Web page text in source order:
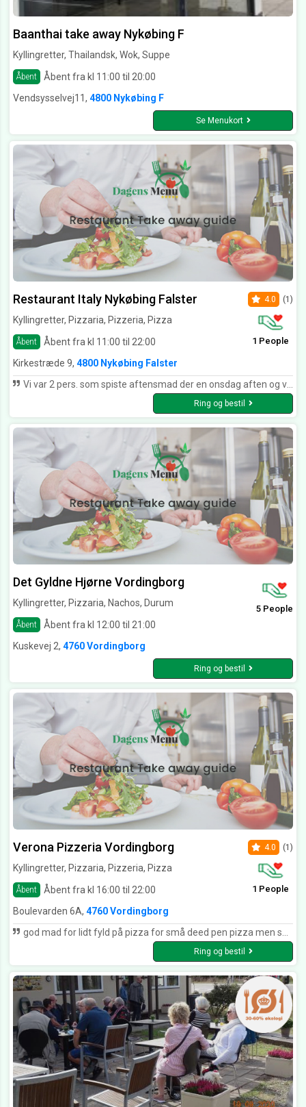
Baanthai take away Nykøbing F
Kyllingretter, Thailandsk, Wok, Suppe
Åbent
Åbent fra kl 11:00 til 20:00
Vendsysselvej11, 4800 Nykøbing F
Se Menukort
Restaurant Italy Nykøbing Falster
Kyllingretter, Pizzaria, Pizzeria, Pizza
Åbent Åbent fra kl 11:00 til 22:00
4.0 (1)
1 People
Kirkestræde 9, 4800 Nykøbing Falster
Vi var 2 pers. som spiste aftensmad der en onsdag aften og valgte en 3-retters menu. Til den pris var vi meget tilfredse. Jef fik blæksprutteringe til forret og de var som de skulle være og med dejligt brød til. Entrecoten til hovedretten var virkelig mør og lækker og det samme var den bagte kartoffel. Der kunne måske godt have været lidt mere spændende salat til, men alt i alt en god oplevelse med jævn god mad til prisen. Desserten var pandekager med is og dejlig chokoladesovs til og vi kunne næsten trille derfra :-D Derudover en særdeles venlig og smilende tjener, så vi kan bestemt anbefale restaurant Italy!
Ring og bestil
Det Gyldne Hjørne Vordingborg
Kyllingretter, Pizzaria, Nachos, Durum
Åbent Åbent fra kl 12:00 til 21:00
5 People
Kuskevej 2, 4760 Vordingborg
Ring og bestil
Verona Pizzeria Vordingborg
Kyllingretter, Pizzaria, Pizzeria, Pizza
Åbent Åbent fra kl 16:00 til 22:00
4.0 (1)
1 People
Boulevarden 6A, 4760 Vordingborg
god mad for lidt fyld på pizza for små deed pen pizza men smager godt
Ring og bestil